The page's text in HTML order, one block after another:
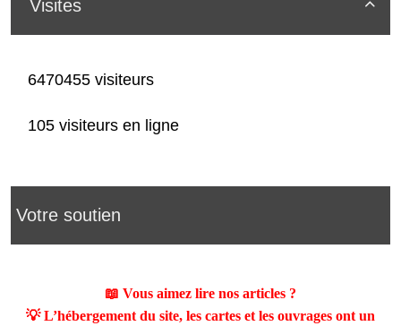

Visites
6470455 visiteurs
105 visiteurs en ligne
Votre soutien
📖 Vous aimez lire nos articles ?
💡 L’hébergement du site, les cartes et les ouvrages ont un